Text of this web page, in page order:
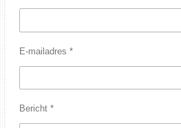
E-mailadres *
Bericht *